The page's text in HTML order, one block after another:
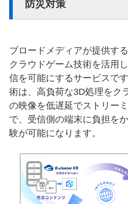
防災対策
ブロードメディアが提供す
クラウドゲーム技術を活用
信を可能にするサービスで
術は、高負荷な3D処理をク
の映像を低遅延でストリー
で、受信側の端末に負担を
験が可能になります。